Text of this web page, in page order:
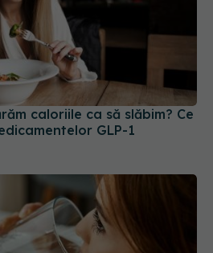
caloriile ca să slăbim? Ce
GLP-1